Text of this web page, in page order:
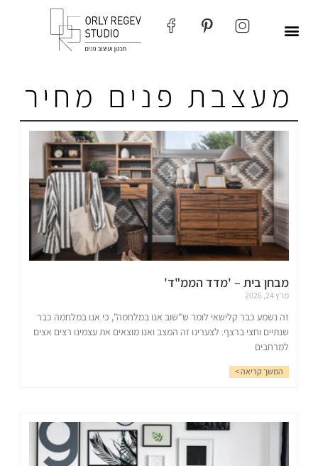
מעצבת פנים מחיר
מבחן בית – 'מדד הממ"ד'
מרץ 24, 2026
זה נשמע כבר קלישאי לומר ש"שוב אנו במלחמה", כי אנו במלחמה כבר
שנתיים וחצי ברצף. לצערינו זה המצב ואנו מוצאים את עצמינו רצים אצים
למרחבים
המשך קריאה >